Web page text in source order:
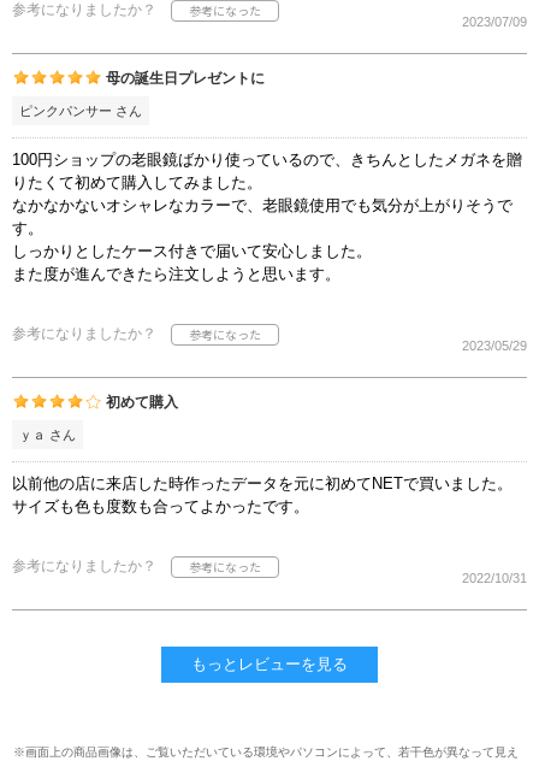
参考になりましたか？
2023/07/09
母の誕生日プレゼントに
ピンクパンサー さん
100円ショップの老眼鏡ばかり使っているので、きちんとしたメガネを贈
りたくて初めて購入してみました。
なかなかないオシャレなカラーで、老眼鏡使用でも気分が上がりそうで
す。
しっかりとしたケース付きで届いて安心しました。
また度が進んできたら注文しようと思います。
参考になりましたか？
2023/05/29
初めて購入
ｙａ さん
以前他の店に来店した時作ったデータを元に初めてNETで買いました。
サイズも色も度数も合ってよかったです。
参考になりましたか？
2022/10/31
もっとレビューを見る
※画面上の商品画像は、ご覧いただいている環境やパソコンによって、若干色が異なって見え